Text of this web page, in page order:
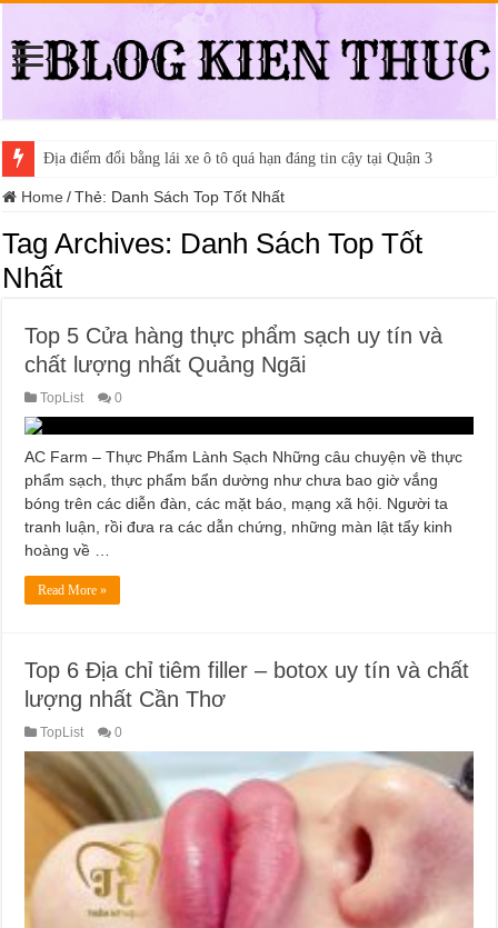
Địa điểm đổi bằng lái xe ô tô quá hạn đáng tin cậy tại Quận 3
Home / Thẻ: Danh Sách Top Tốt Nhất
Tag Archives: Danh Sách Top Tốt
Nhất
Top 5 Cửa hàng thực phẩm sạch uy tín và
chất lượng nhất Quảng Ngãi
TopList 0
AC Farm – Thực Phẩm Lành Sạch Những câu chuyện về thực
phẩm sạch, thực phẩm bẩn dường như chưa bao giờ vắng
bóng trên các diễn đàn, các mặt báo, mạng xã hội. Người ta
tranh luận, rồi đưa ra các dẫn chứng, những màn lật tẩy kinh
hoàng về …
Read More »
Top 6 Địa chỉ tiêm filler – botox uy tín và chất
lượng nhất Cần Thơ
TopList 0